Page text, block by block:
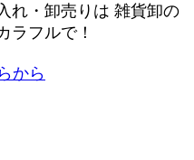
れ・卸売りは 雑貨卸の
ラフルで！
から